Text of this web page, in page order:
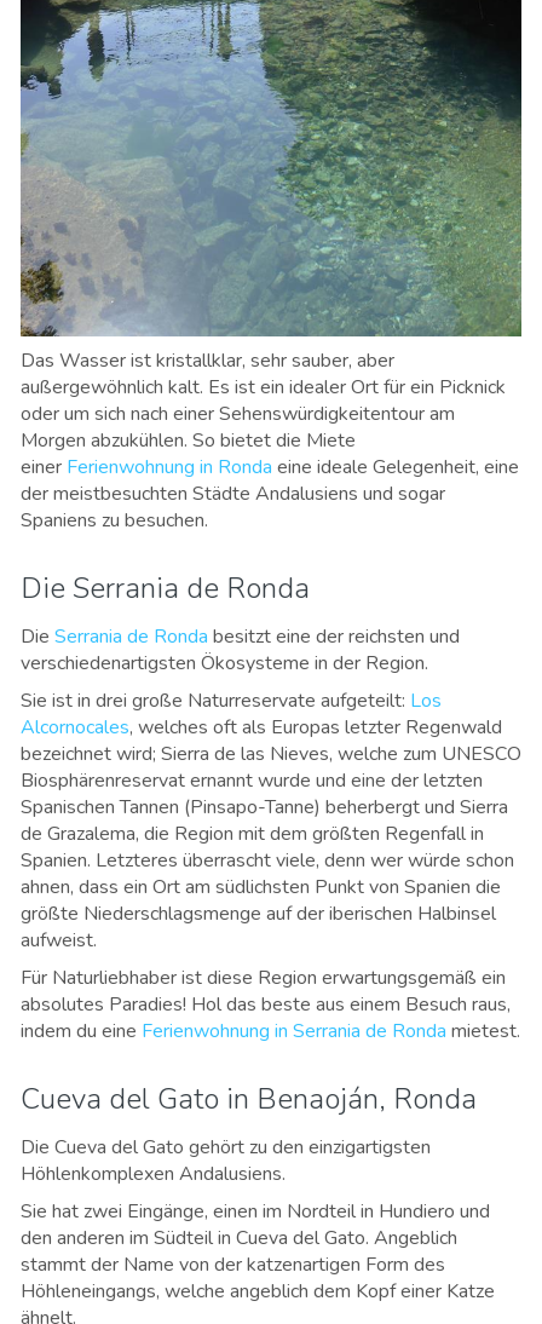
Das Wasser ist kristallklar, sehr sauber, aber
außergewöhnlich kalt. Es ist ein idealer Ort für ein Picknick
oder um sich nach einer Sehenswürdigkeitentour am
Morgen abzukühlen. So bietet die Miete
einer Ferienwohnung in Ronda eine ideale Gelegenheit, eine
der meistbesuchten Städte Andalusiens und sogar
Spaniens zu besuchen.
Die Serrania de Ronda
Die Serrania de Ronda besitzt eine der reichsten und
verschiedenartigsten Ökosysteme in der Region.
Sie ist in drei große Naturreservate aufgeteilt: Los
Alcornocales, welches oft als Europas letzter Regenwald
bezeichnet wird; Sierra de las Nieves, welche zum UNESCO
Biosphärenreservat ernannt wurde und eine der letzten
Spanischen Tannen (Pinsapo-Tanne) beherbergt und Sierra
de Grazalema, die Region mit dem größten Regenfall in
Spanien. Letzteres überrascht viele, denn wer würde schon
ahnen, dass ein Ort am südlichsten Punkt von Spanien die
größte Niederschlagsmenge auf der iberischen Halbinsel
aufweist.
Für Naturliebhaber ist diese Region erwartungsgemäß ein
absolutes Paradies! Hol das beste aus einem Besuch raus,
indem du eine Ferienwohnung in Serrania de Ronda mietest.
Cueva del Gato in Benaoján, Ronda
Die Cueva del Gato gehört zu den einzigartigsten
Höhlenkomplexen Andalusiens.
Sie hat zwei Eingänge, einen im Nordteil in Hundiero und
den anderen im Südteil in Cueva del Gato. Angeblich
stammt der Name von der katzenartigen Form des
Höhleneingangs, welche angeblich dem Kopf einer Katze
ähnelt.